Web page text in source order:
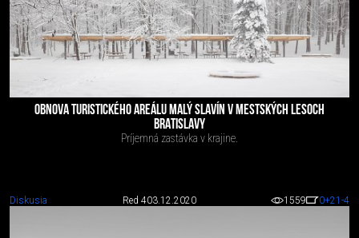
OBNOVA TURISTICKÉHO AREÁLU MALÝ SLAVÍN V MESTSKÝCH LESOCH
BRATISLAVY
Príjemná zastávka v krajine.
Diskusia Red 403.12.2020 1559 0+21 -4